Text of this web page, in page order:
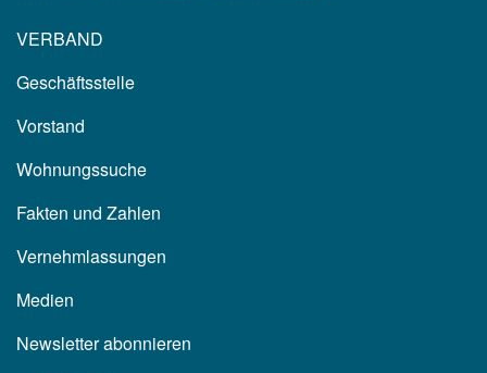
VERBAND
Geschäftsstelle
Vorstand
Wohnungssuche
Fakten und Zahlen
Vernehmlassungen
Medien
Newsletter abonnieren